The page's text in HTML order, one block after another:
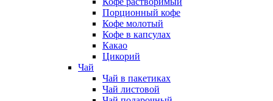
Порционный кофе
Кофе молотый
Кофе в капсулах
Какао
Цикорий
Чай
Чай в пакетиках
Чай листовой